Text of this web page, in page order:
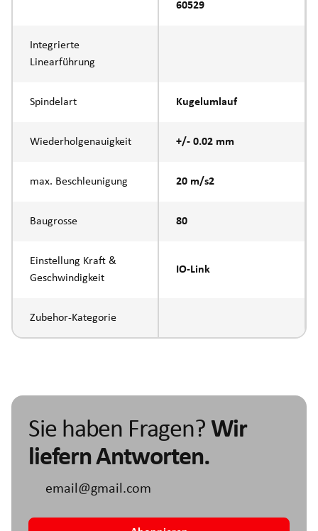
60529
Integrierte
Linearführung
Spindelart Kugelumlauf
Wiederholgenauigkeit +/- 0.02 mm
max. Beschleunigung 20 m/s2
Baugrosse 80
Einstellung Kraft &
Geschwindigkeit
IO-Link
Zubehor-Kategorie
Sie haben Fragen? Wir
liefern Antworten.